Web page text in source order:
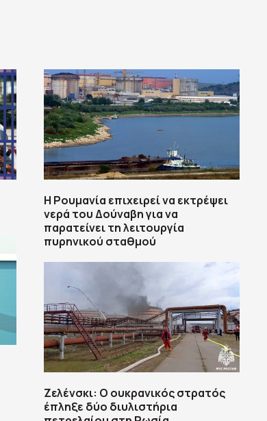
Η Ρουμανία επιχειρεί να εκτρέψει
νερά του Δούναβη για να
παρατείνει τη λειτουργία
πυρηνικού σταθμού
Ζελένσκι: Ο ουκρανικός στρατός
έπληξε δύο διυλιστήρια